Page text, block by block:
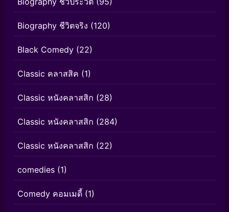
Biography ชีวิตจริง (120)
Black Comedy (22)
Classic คลาสสิค (1)
Classic หนังคลาสสิก (28)
Classic หนังคลาสสิก (284)
Classic หนังคลาสสิก (22)
comedies (1)
Comedy คอมเมดี้ (1)